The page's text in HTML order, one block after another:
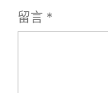
留言 *